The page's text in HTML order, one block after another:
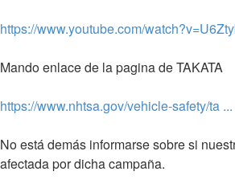
https://www.youtube.com/
Mando enlace de la pagina de TAKATA
https://www.nhtsa.gov/vehicle-safety/ta
No está demás informarse sobre si
afectada por dicha campaña.